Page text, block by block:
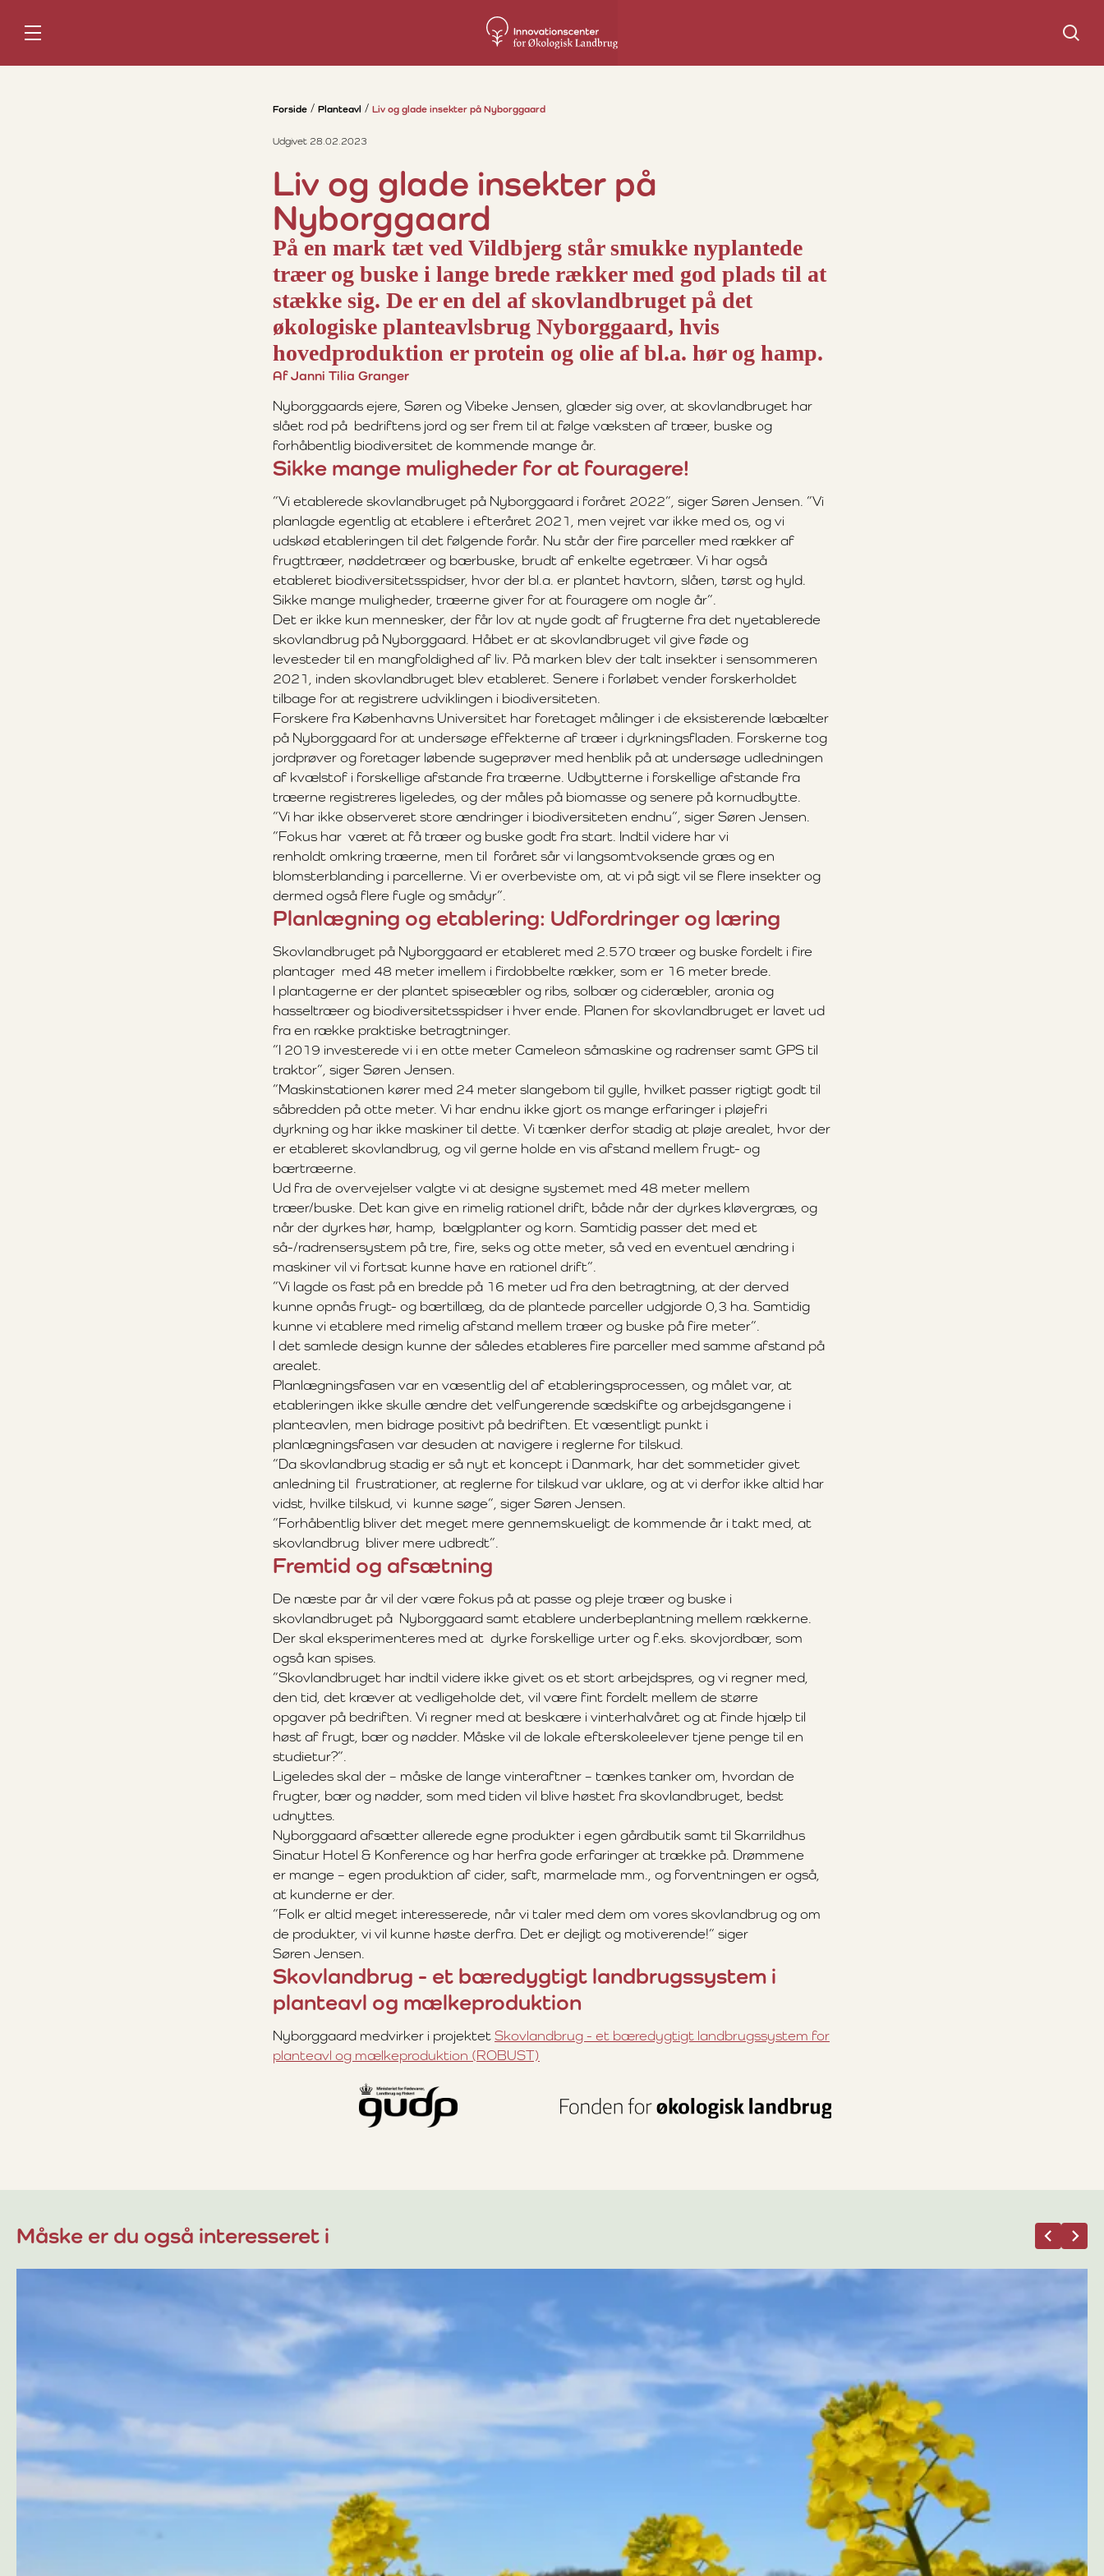
Søg
Forside Planteavl Liv og glade insekter på Nyborggaard
Udgivet 28.02.2023
Liv og glade insekter på
Nyborggaard
På en mark tæt ved Vildbjerg står smukke nyplantede
træer og buske i lange brede rækker med god plads til at
stække sig. De er en del af skovlandbruget på det
økologiske planteavlsbrug Nyborggaard, hvis
hovedproduktion er protein og olie af bl.a. hør og hamp.
Af Janni Tilia Granger
Nyborggaards ejere, Søren og Vibeke Jensen, glæder sig over, at skovlandbruget har
slået rod på bedriftens jord og ser frem til at følge væksten af træer, buske og
forhåbentlig biodiversitet de kommende mange år.
Sikke mange muligheder for at fouragere!
”Vi etablerede skovlandbruget på Nyborggaard i foråret 2022”, siger Søren Jensen. ”Vi
planlagde egentlig at etablere i efteråret 2021, men vejret var ikke med os, og vi
udskød etableringen til det følgende forår. Nu står der fire parceller med rækker af
frugttræer, nøddetræer og bærbuske, brudt af enkelte egetræer. Vi har også
etableret biodiversitetsspidser, hvor der bl.a. er plantet havtorn, slåen, tørst og hyld.
Sikke mange muligheder, træerne giver for at fouragere om nogle år”.
Det er ikke kun mennesker, der får lov at nyde godt af frugterne fra det nyetablerede
skovlandbrug på Nyborggaard. Håbet er at skovlandbruget vil give føde og
levesteder til en mangfoldighed af liv. På marken blev der talt insekter i sensommeren
2021, inden skovlandbruget blev etableret. Senere i forløbet vender forskerholdet
tilbage for at registrere udviklingen i biodiversiteten.
Forskere fra Københavns Universitet har foretaget målinger i de eksisterende læbælter
på Nyborggaard for at undersøge effekterne af træer i dyrkningsfladen. Forskerne tog
jordprøver og foretager løbende sugeprøver med henblik på at undersøge udledningen
af kvælstof i forskellige afstande fra træerne. Udbytterne i forskellige afstande fra
træerne registreres ligeledes, og der måles på biomasse og senere på kornudbytte.
”Vi har ikke observeret store ændringer i biodiversiteten endnu”, siger Søren Jensen.
”Fokus har været at få træer og buske godt fra start. Indtil videre har vi
renholdt omkring træerne, men til foråret sår vi langsomtvoksende græs og en
blomsterblanding i parcellerne. Vi er overbeviste om, at vi på sigt vil se flere insekter og
dermed også flere fugle og smådyr”.
Planlægning og etablering: Udfordringer og læring
Skovlandbruget på Nyborggaard er etableret med 2.570 træer og buske fordelt i fire
plantager med 48 meter imellem i firdobbelte rækker, som er 16 meter brede.
I plantagerne er der plantet spiseæbler og ribs, solbær og cideræbler, aronia og
hasseltræer og biodiversitetsspidser i hver ende. Planen for skovlandbruget er lavet ud
fra en række praktiske betragtninger.
”I 2019 investerede vi i en otte meter Cameleon såmaskine og radrenser samt GPS til
traktor”, siger Søren Jensen.
”Maskinstationen kører med 24 meter slangebom til gylle, hvilket passer rigtigt godt til
såbredden på otte meter. Vi har endnu ikke gjort os mange erfaringer i pløjefri
dyrkning og har ikke maskiner til dette. Vi tænker derfor stadig at pløje arealet, hvor der
er etableret skovlandbrug, og vil gerne holde en vis afstand mellem frugt- og
bærtræerne.
Ud fra de overvejelser valgte vi at designe systemet med 48 meter mellem
træer/buske. Det kan give en rimelig rationel drift, både når der dyrkes kløvergræs, og
når der dyrkes hør, hamp, bælgplanter og korn. Samtidig passer det med et
så-/radrensersystem på tre, fire, seks og otte meter, så ved en eventuel ændring i
maskiner vil vi fortsat kunne have en rationel drift”.
”Vi lagde os fast på en bredde på 16 meter ud fra den betragtning, at der derved
kunne opnås frugt- og bærtillæg, da de plantede parceller udgjorde 0,3 ha. Samtidig
kunne vi etablere med rimelig afstand mellem træer og buske på fire meter”.
I det samlede design kunne der således etableres fire parceller med samme afstand på
arealet.
Planlægningsfasen var en væsentlig del af etableringsprocessen, og målet var, at
etableringen ikke skulle ændre det velfungerende sædskifte og arbejdsgangene i
planteavlen, men bidrage positivt på bedriften. Et væsentligt punkt i
planlægningsfasen var desuden at navigere i reglerne for tilskud.
”Da skovlandbrug stadig er så nyt et koncept i Danmark, har det sommetider givet
anledning til frustrationer, at reglerne for tilskud var uklare, og at vi derfor ikke altid har
vidst, hvilke tilskud, vi kunne søge”, siger Søren Jensen.
”Forhåbentlig bliver det meget mere gennemskueligt de kommende år i takt med, at
skovlandbrug bliver mere udbredt”.
Fremtid og afsætning
De næste par år vil der være fokus på at passe og pleje træer og buske i
skovlandbruget på Nyborggaard samt etablere underbeplantning mellem rækkerne.
Der skal eksperimenteres med at dyrke forskellige urter og f.eks. skovjordbær, som
også kan spises.
”Skovlandbruget har indtil videre ikke givet os et stort arbejdspres, og vi regner med,
den tid, det kræver at vedligeholde det, vil være fint fordelt mellem de større
opgaver på bedriften. Vi regner med at beskære i vinterhalvåret og at finde hjælp til
høst af frugt, bær og nødder. Måske vil de lokale efterskoleelever tjene penge til en
studietur?”.
Ligeledes skal der – måske de lange vinteraftner – tænkes tanker om, hvordan de
frugter, bær og nødder, som med tiden vil blive høstet fra skovlandbruget, bedst
udnyttes.
Nyborggaard afsætter allerede egne produkter i egen gårdbutik samt til Skarrildhus
Sinatur Hotel & Konference og har herfra gode erfaringer at trække på. Drømmene
er mange – egen produktion af cider, saft, marmelade mm., og forventningen er også,
at kunderne er der.
”Folk er altid meget interesserede, når vi taler med dem om vores skovlandbrug og om
de produkter, vi vil kunne høste derfra. Det er dejligt og motiverende!” siger
Søren Jensen.
Skovlandbrug - et bæredygtigt landbrugssystem i
planteavl og mælkeproduktion
Nyborggaard medvirker i projektet Skovlandbrug - et bæredygtigt landbrugssystem for
planteavl og mælkeproduktion (ROBUST)
Måske er du også interesseret i